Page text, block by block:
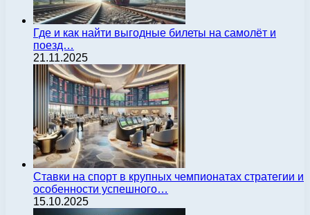
Где и как найти выгодные билеты на самолёт и
поезд…
21.11.2025
Ставки на спорт в крупных чемпионатах стратегии и
особенности успешного…
15.10.2025